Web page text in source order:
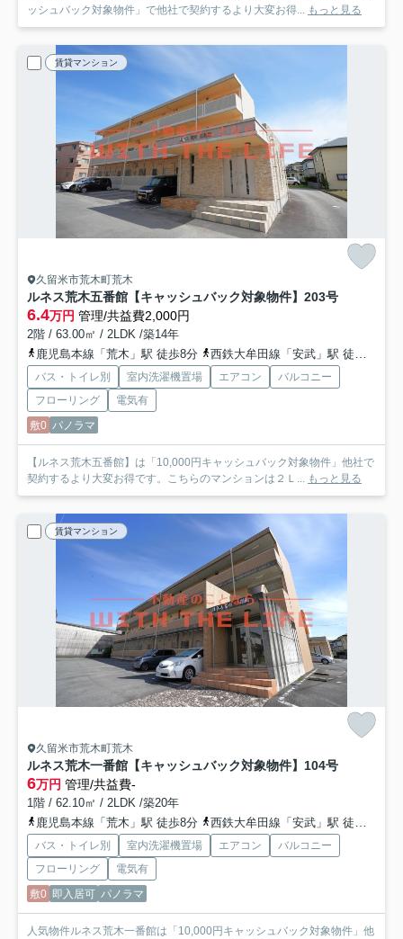
ッシュバック対象物件」で他社で契約するより大変お得... もっと見る
賃貸マンション
久留米市荒木町荒木
ルネス荒木五番館【キャッシュバック対象物件】 203号
6.4万円 管理/共益費2,000円
2階 / 63.00㎡ / 2LDK /築14年
鹿児島本線「荒木」駅 徒歩8分
西鉄大牟田線「安武」駅 徒歩31分
バス・トイレ別 室内洗濯機置場 エアコン
バルコニー
フローリング
電気有
敷0 パノラマ
【ルネス荒木五番館】は「10,000円キャッシュバック対象物件」他社で
契約するより大変お得です。こちらのマンションは２Ｌ... もっと見る
賃貸マンション
久留米市荒木町荒木
ルネス荒木一番館【キャッシュバック対象物件】 104号
6万円 管理/共益費-
1階 / 62.10㎡ / 2LDK /築20年
鹿児島本線「荒木」駅 徒歩8分
西鉄大牟田線「安武」駅 徒歩31分
バス・トイレ別 室内洗濯機置場 エアコン
バルコニー
フローリング
電気有
敷0 即入居可 パノラマ
人気物件ルネス荒木一番館は「10,000円キャッシュバック対象物件」他